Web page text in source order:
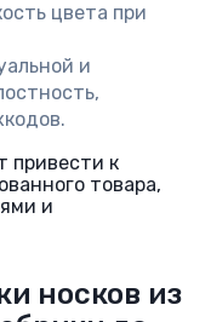
цвета при
и
привести к
товара,
и
носков из